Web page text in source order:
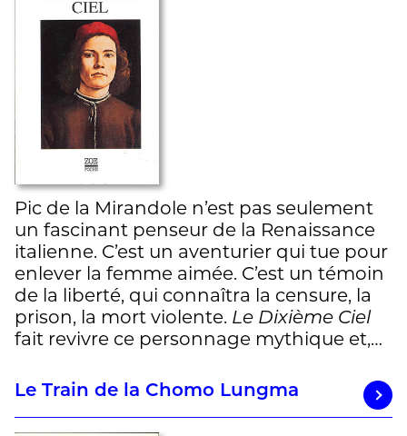
Pic de la Mirandole n’est pas seulement
un fascinant penseur de la Renaissance
italienne. C’est un aventurier qui tue pour
enlever la femme aimée. C’est un témoin
de la liberté, qui connaîtra la censure, la
prison, la mort violente. Le Dixième Ciel
fait revivre ce personnage mythique et,…
Le Train de la Chomo Lungma